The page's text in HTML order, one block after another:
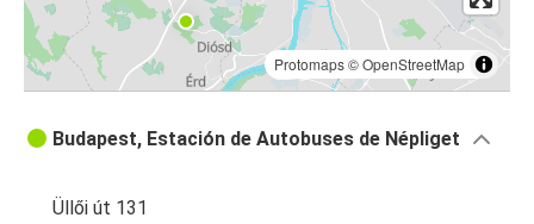
Protomaps©OpenStreetMap
Budapest, Estación de Autobuses de Népliget
Üllői út 131